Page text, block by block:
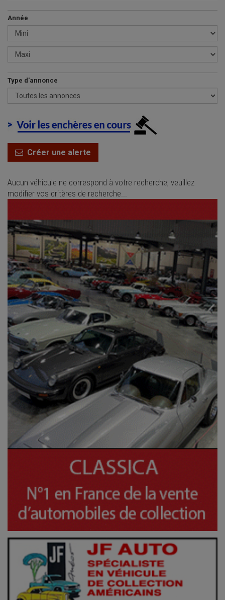
Année
Type d'annonce
Créer une alerte
Aucun véhicule ne correspond à votre recherche, veuillez
modifier vos critères de recherche...